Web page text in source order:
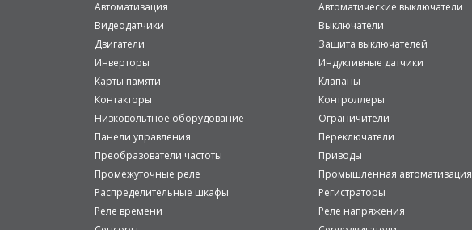
Автоматизация Автоматические выключатели
Видеодатчики
Выключатели
Двигатели
Защита выключателей
Инверторы
Индуктивные датчики
Карты памяти
Клапаны
Контакторы
Контроллеры
Низковольтное оборудование
Ограничители
Панели управления
Переключатели
Преобразователи частоты
Приводы
Промежуточные реле
Промышленная автоматизация
Распределительные шкафы
Регистраторы
Реле времени
Реле напряжения